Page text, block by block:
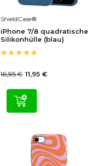
ShieldCase®
iPhone 7/8 quadratische
Silikonhülle (blau)
16,95 € 11,95 €